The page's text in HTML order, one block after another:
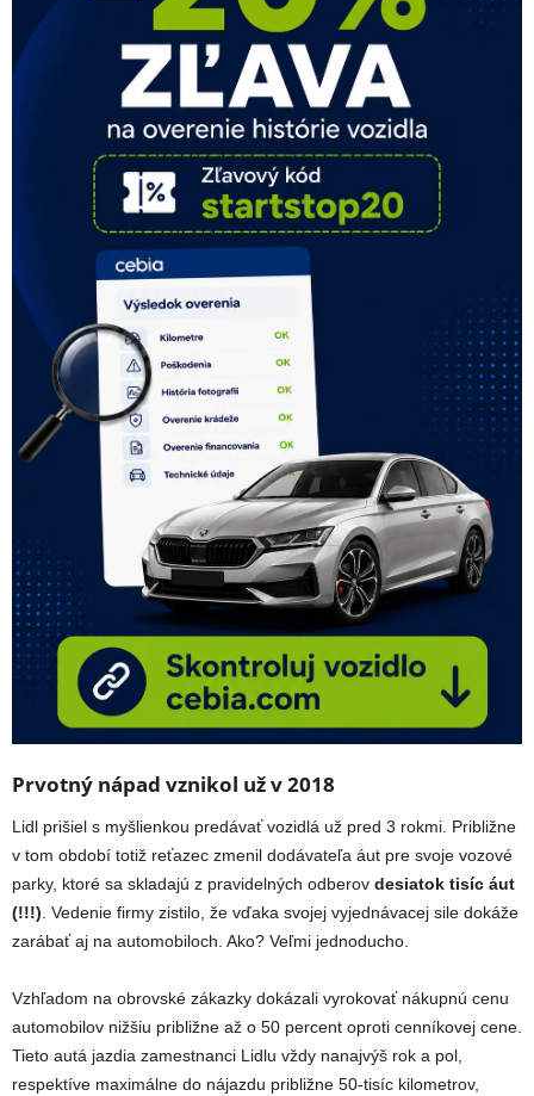
Prvotný nápad vznikol už v 2018
Lidl prišiel s myšlienkou predávať vozidlá už pred 3 rokmi. Približne
v tom období totiž reťazec zmenil dodávateľa áut pre svoje vozové
parky, ktoré sa skladajú z pravidelných odberov desiatok tisíc áut
(!!!). Vedenie firmy zistilo, že vďaka svojej vyjednávacej sile dokáže
zarábať aj na automobiloch. Ako? Veľmi jednoducho.
Vzhľadom na obrovské zákazky dokázali vyrokovať nákupnú cenu
automobilov nižšiu približne až o 50 percent oproti cenníkovej cene.
Tieto autá jazdia zamestnanci Lidlu vždy nanajvýš rok a pol,
respektíve maximálne do nájazdu približne 50-tisíc kilometrov,